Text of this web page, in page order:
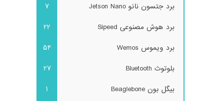
برد جتسون نانو Jetson Nano
7
برد هوش مصنوعی Sipeed
22
برد ویموس Wemos
54
بلوتوث Bluetooth
27
بیگل بون Beaglebone
1